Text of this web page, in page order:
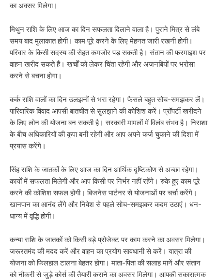
का अवसर मिलेगा।
मिथुन राशि के लिए आज का दिन सफलता दिलाने वाला है। पुराने मित्र से लंबे
समय बाद मुलाकात होगी। काम पूरे करने के लिए मेहनत जारी रखनी होगी।
परिवार के किसी सदस्य की सेहत कमजोर पड़ सकती है। संतान की फरमाइश पर
वाहन खरीद सकते हैं। खर्चों को लेकर चिंता रहेगी और अजनबियों पर भरोसा
करने से बचना होगा।
कर्क राशि वालों का दिन उलझनों से भरा रहेगा। फैसले बहुत सोच-समझकर लें।
पारिवारिक विवाद आपसी बातचीत से सुलझाने की कोशिश करें। प्रॉपर्टी खरीदने
के लिए लोन की योजना बन सकती है। सरकारी मामलों में विलंब संभव है। निराशा
के बीच अधिकारियों की कृपा बनी रहेगी और आप अपने कर्ज चुकाने की दिशा में
प्रयास करेंगे।
सिंह राशि के जातकों के लिए आज का दिन आर्थिक दृष्टिकोण से अच्छा रहेगा।
कार्यों में सफलता मिलेगी और आप किसी पर निर्भर नहीं रहेंगे। रुके हुए काम पूरे
करने की कोशिश सफल होगी। बिजनेस पार्टनर से योजनाओं पर चर्चा करेंगे।
खानपान का आनंद लेंगे और निवेश से पहले सोच-समझकर कदम उठाएं। धन-
धान्य में वृद्धि होगी।
कन्या राशि के जातकों को किसी बड़े प्रोजेक्ट पर काम करने का अवसर मिलेगा।
जरूरतमंद की मदद करें और वाहन का प्रयोग सावधानी से करें। यात्रा की
योजना को फिलहाल टालना बेहतर होगा। माता-पिता की सलाह मानें और संतान
को नौकरी से जुड़े कोर्स की तैयारी कराने का अवसर मिलेगा। आपकी सकारात्मक